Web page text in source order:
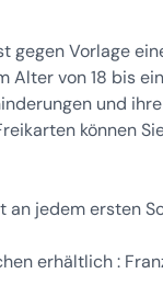
gegen Vorlage
Alter von 18 bis
und
können
jedem ersten
erhältlich :